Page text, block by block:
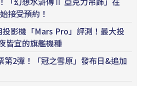
接受預約！
影機「Mars Pro」評測！最大投
皆宜的旗艦機種
第2彈！「冠之雪原」發布日&追加